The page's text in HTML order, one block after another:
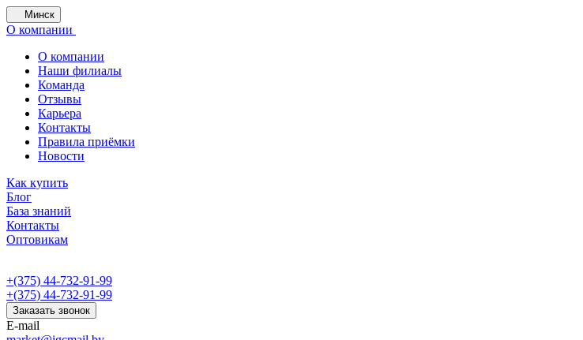
Минск
О компании
О компании
Наши филиалы
Команда
Отзывы
Карьера
Контакты
Правила приёмки
Новости
Как купить
Блог
База знаний
Контакты
Оптовикам
+(375) 44-732-91-99
+(375) 44-732-91-99
Заказать звонок
E-mail